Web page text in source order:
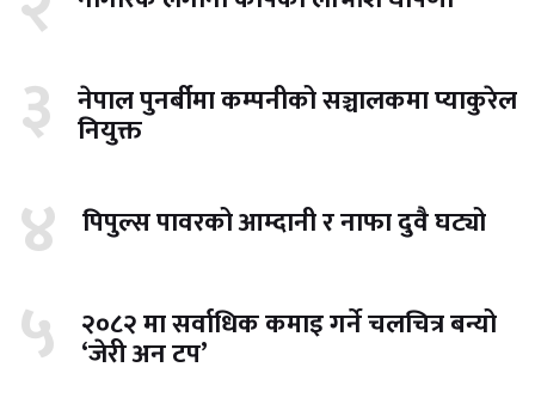
३ नेपाल पुनर्बीमा कम्पनीको सञ्चालकमा प्याकुरेल
नियुक्त
४ पिपुल्स पावरको आम्दानी र नाफा दुवै घट्यो
५ २०८२ मा सर्वाधिक कमाइ गर्ने चलचित्र बन्यो
‘जेरी अन टप’